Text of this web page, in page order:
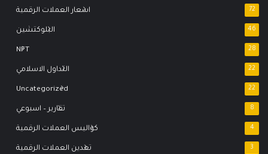
اسعار العملات الرقمية 72
البلوكتشين 46
NFT 28
التداول الاسلامي 22
Uncategorized 22
تقارير – اسبوعي 8
كواليس العملات الرقمية 4
تعدين العملات الرقمية 3